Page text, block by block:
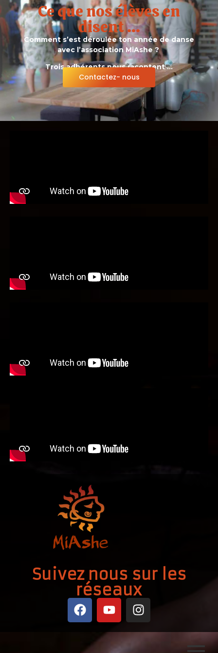
Ce que nos élèves en
disent ...
Comment s’est déroulée ton année de danse
avec l’association MiAshe ?
Trois adhérents nous racontent …
Contactez- nous
Suivez nous sur les
réseaux